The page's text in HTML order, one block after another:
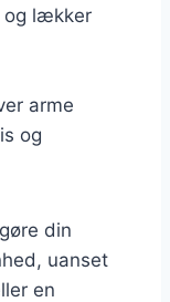
og lækker
arme
og
din
uanset
en